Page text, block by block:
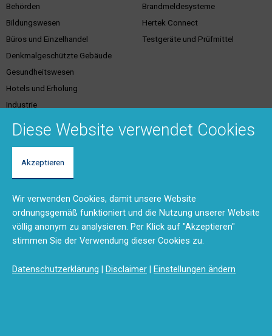
Behörden
Bildungswesen
Büros und Einzelhandel
Denkmalgeschützte Gebäude
Gesundheitswesen
Hotels und Erholung
Industrie
Justiz
Brandmeldesysteme
Hertek Connect
Testgeräte und Prüfmittel
Kundenservice &
Dienstleistungen
Brandschutzschulungen
Planungstool
BMA-Konzept
Produktdokumentation (DMS)
Unser Team
Rücksendungen und Reparaturen
(RMA)
Feedback
Kontaktformular
Diese Website verwendet Cookies
Akzeptieren
Wir verwenden Cookies, damit unsere Website
ordnungsgemäß funktioniert und die Nutzung unserer Website
völlig anonym zu analysieren. Per Klick auf "Akzeptieren"
stimmen Sie der Verwendung dieser Cookies zu.
Datenschutzerklärung | Disclaimer | Einstellungen ändern